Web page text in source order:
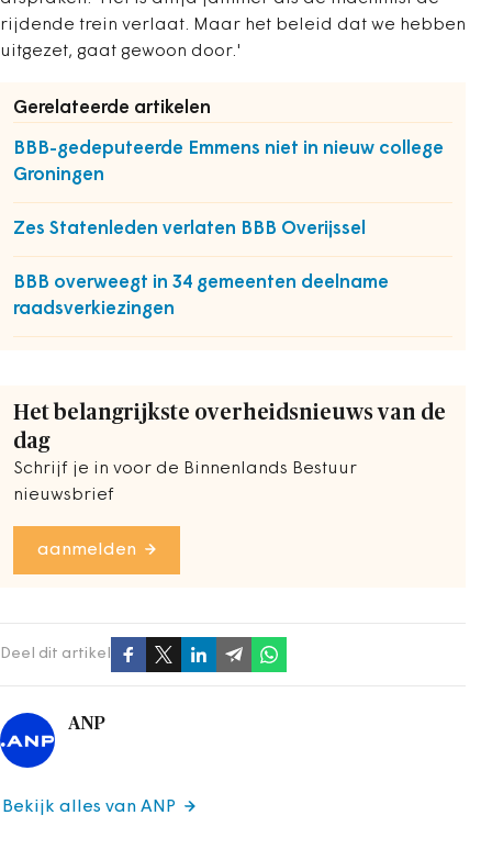
rijdende trein verlaat. Maar het beleid dat we hebben
uitgezet, gaat gewoon door.'
Gerelateerde artikelen
BBB-gedeputeerde Emmens niet in nieuw college
Groningen
Zes Statenleden verlaten BBB Overijssel
BBB overweegt in 34 gemeenten deelname
raadsverkiezingen
Het belangrijkste overheidsnieuws van de
dag
Schrijf je in voor de Binnenlands Bestuur
nieuwsbrief
aanmelden
Deel dit artikel
ANP
Bekijk alles van ANP